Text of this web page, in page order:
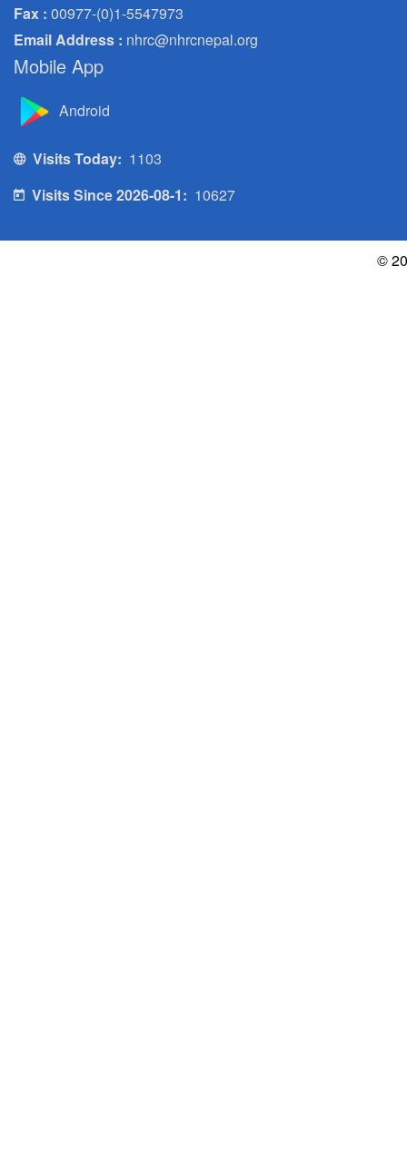
Fax : 00977-(0)1-5547973
Email Address : nhrc@nhrcnepal.org
Mobile App
Android
Visits Today: 1103
Visits Since 2026-08-1: 10627
©